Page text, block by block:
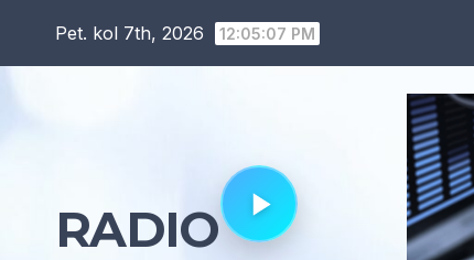
Pet. kol 7th, 2026 12:05:08 PM
RADIO